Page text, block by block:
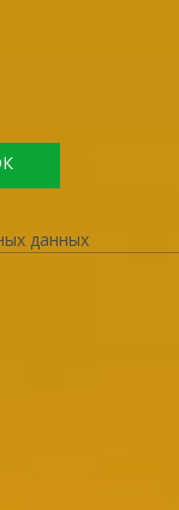
данных